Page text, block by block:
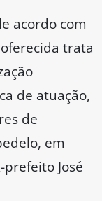
acordo com
trata
de atuação,
de
em
José